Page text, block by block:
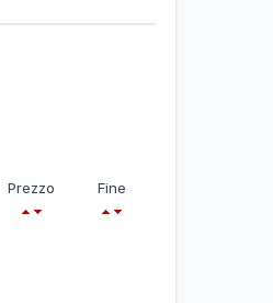
Prezzo Fine